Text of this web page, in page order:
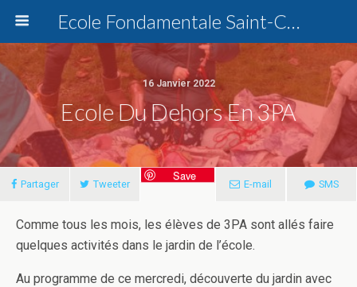
Ecole Fondamentale Saint-Charles Dottignies
16 Janvier 2022
Ecole Du Dehors En 3PA
Partager Tweeter
Save
E-mail SMS
Comme tous les mois, les élèves de 3PA sont allés faire
quelques activités dans le jardin de l’école.
Au programme de ce mercredi, découverte du jardin avec